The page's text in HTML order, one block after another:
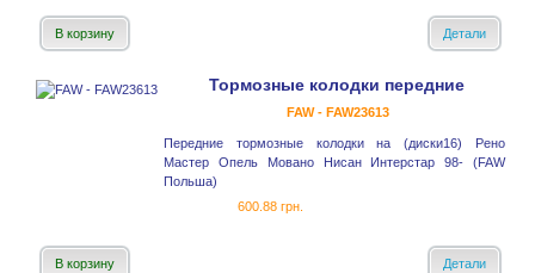
В корзину Детали
Тормозные колодки передние
FAW - FAW23613
Передние тормозные колодки на (диски16) Рено
Мастер Опель Мовано Нисан Интерстар 98- (FAW
Польша)
600.88 грн.
В корзину Детали